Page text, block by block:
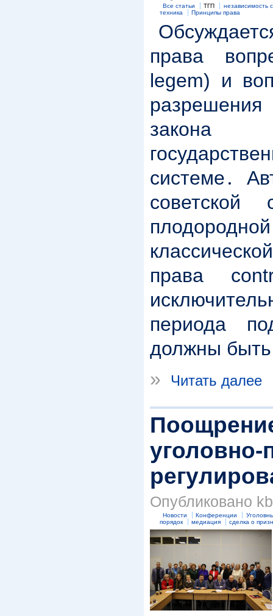
Все статьи ТГП
независимость
техника
Принципы права
права
legem) и
закона
системе․
права
периода
должны
»
Читать далее
уголовно-
Опубликовано
Новости Конференции
порядок
медиация сделка о